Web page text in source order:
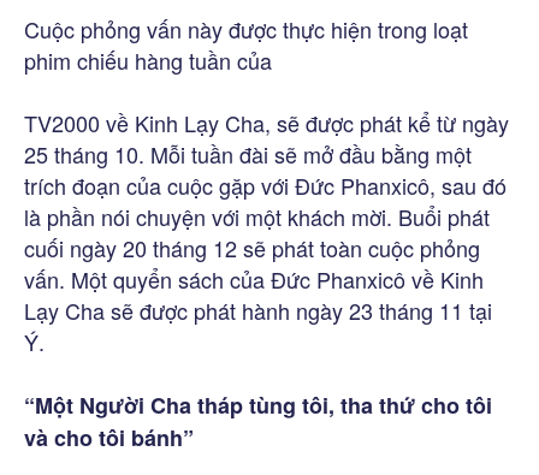
Cuộc phỏng vấn này được thực hiện trong loạt
phim chiếu hàng tuần của
TV2000 về Kinh Lạy Cha, sẽ được phát kể từ ngày
25 tháng 10. Mỗi tuần đài sẽ mở đầu bằng một
trích đoạn của cuộc gặp với Đức Phanxicô, sau đó
là phần nói chuyện với một khách mời. Buổi phát
cuối ngày 20 tháng 12 sẽ phát toàn cuộc phỏng
vấn. Một quyển sách của Đức Phanxicô về Kinh
Lạy Cha sẽ được phát hành ngày 23 tháng 11 tại
Ý.
“Một Người Cha tháp tùng tôi, tha thứ cho tôi
và cho tôi bánh”